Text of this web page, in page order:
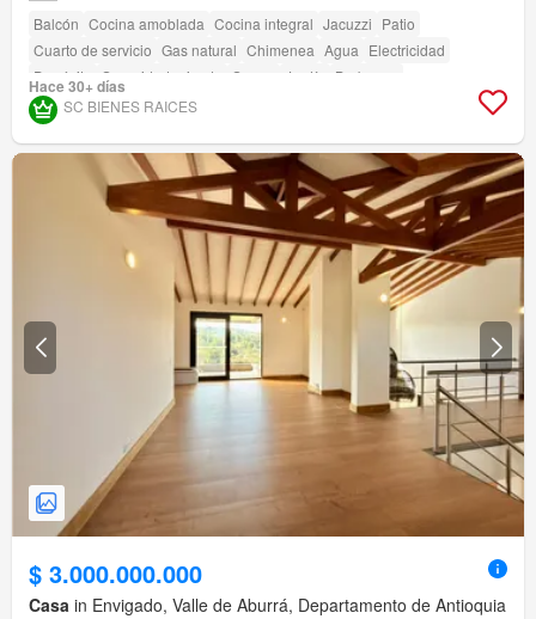
Balcón Cocina amoblada Cocina integral Jacuzzi Patio
Cuarto de servicio Gas natural Chimenea Agua Electricidad
Depósito
Seguridad privada Sauna Jardín
Barbecue
Acceso para personas con discapacidad
Hace 30+ días
SC BIENES RAICES
$ 3.000.000.000
Casa in Envigado, Valle de Aburrá, Departamento de Antioquia